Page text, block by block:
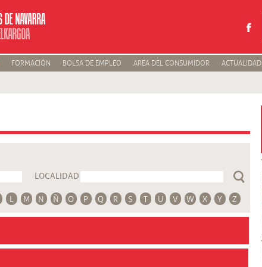
FORMACIÓN BOLSA DE EMPLEO AREA DEL CONSUMIDOR ACTUALIDAD
LOCALIDAD
L M N Ñ O P Q R S T U V W X Y Z